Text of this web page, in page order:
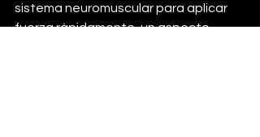
sistema neuromuscular para aplicar
fuerza rápidamente, un aspecto